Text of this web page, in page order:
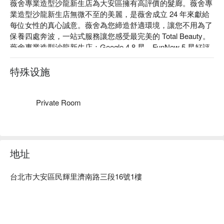
薇舍專業造型沙龍新生店為大安區擁有高評價的髮廊。薇舍專
業造型沙龍新生店無微不至的美麗，是薇舍成立 24 年來獻給
每位女性的真心誠意。薇舍為您締造舒適環境，讓您不用為了
保養四處奔波，一站式服務讓您感受最完美的 Total Beauty。
薇舍專業造型沙龍新生店：Google 4.8 星、FunNow 5 星好評
薇舍專業造型沙龍新生店：使用擁有「髪界香奈兒」美譽的巴
黎萊雅卡詩髮品以及同樣來自法國的思妍麗精油。
薇舍專業造型沙龍新生店 預約、薇舍專業造型沙龍新生店價
特殊设施
Private Room
地址
台北市大安區民輝里濟南路三段16號1樓